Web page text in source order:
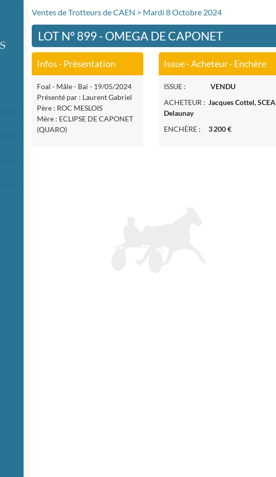
Ventes de Trotteurs de CAEN > Mardi 8 Octobre 2024
LOT N° 899 - OMEGA DE CAPONET
Infos - Présentation
Foal - Mâle - Bai - 19/05/2024
Présenté par : Laurent Gabriel
Père : ROC MESLOIS
Mère : ECLIPSE DE CAPONET
(QUARO)
Issue - Acheteur - Enchère
ISSUE : VENDU
ACHETEUR : Jacques Cottel, SCEA
Delaunay
ENCHÈRE : 3 200 €